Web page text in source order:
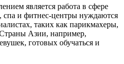
является работа в сфере
спа и фитнес-центры нуждаются
таких как парикмахеры,
Азии, например,
готовых обучаться и